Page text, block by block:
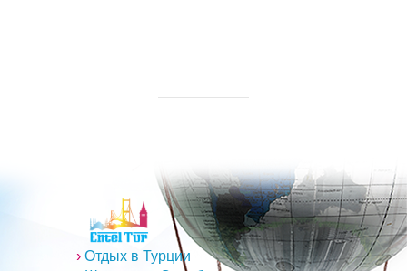
› Отдых в Турции